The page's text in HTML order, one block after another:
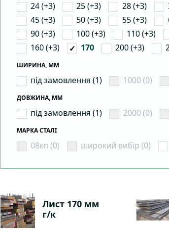
24 (+3)
25 (+3) 28 (+3)
45 (+3)
50 (+3) 55 (+3)
90 (+3)
100 (+3) 110 (+3)
160 (+3)
170 200 (+3)
ШИРИНА, ММ
під замовлення (1) 1000 (0)
ДОВЖИНА, ММ
під замовлення (1) 2000 (0)
МАРКА СТАЛІ
08кп (0) широкий вибір (0)
Лист 170 мм
г/к